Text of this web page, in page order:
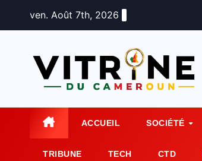
ven. Août 7th, 2026
ACCUEIL SOCIÉTÉ
TRIBUNE TECH CTD